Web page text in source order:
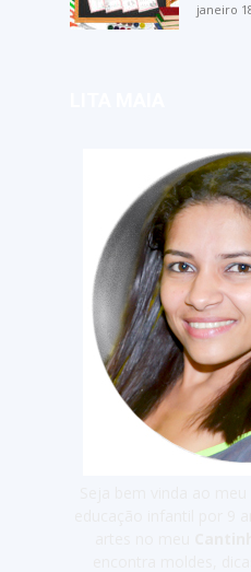
janeiro